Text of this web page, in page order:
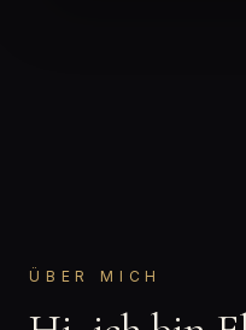
ÜBER MICH